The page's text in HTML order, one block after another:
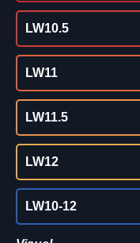
LW10.5
LW11
LW11.5
LW12
LW10-12